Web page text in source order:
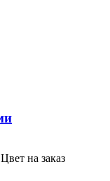
на заказ